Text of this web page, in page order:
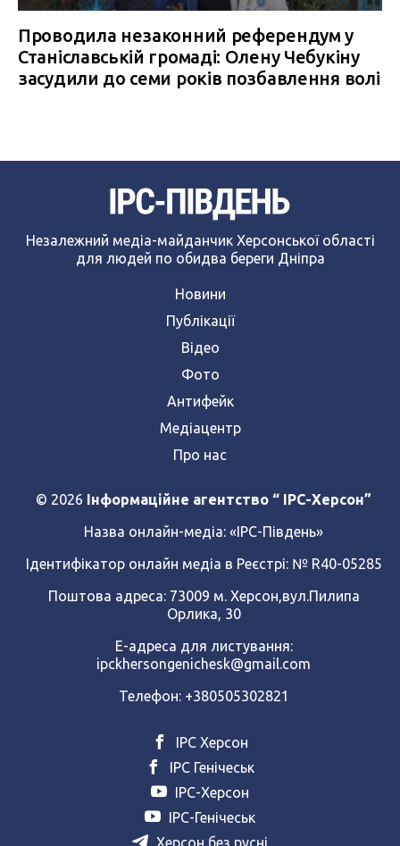
Проводила незаконний референдум у
Станіславській громаді: Олену Чебукіну
засудили до семи років позбавлення волі
Незалежний медіа-майданчик Херсонської області
для людей по обидва береги Дніпра
Новини
Публікації
Відео
Фото
Антифейк
Медіацентр
Про нас
© 2026 Інформаційне агентство “ IPC-Херсон”
Назва онлайн-медіа: «ІРС-Південь»
Ідентифікатор онлайн медіа в Реєстрі: № R40-05285
Поштова адреса: 73009 м. Херсон,вул.Пилипа
Орлика, 30
Е-адреса для листування:
ipckhersongenichesk@gmail.com
Телефон: +380505302821
ІРС Херсон
ІРС Генічеськ
ІРС-Херсон
ІРС-Генічеськ
Херсон без русні